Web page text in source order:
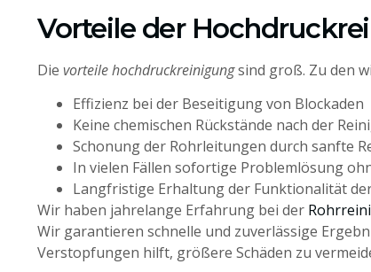
Vorteile der
Die vorteile hochdruckreinigungsind groß. Zu den
Effizienz bei der Beseitigung von Blockaden
Keine chemischen Rückstände nach der
Schonung der Rohrleitungen durch sanfte
In vielen Fällen sofortige Problemlösung
Langfristige Erhaltung der Funktionalität
Wir haben jahrelange Erfahrung bei der
Wir garantieren schnelle und zuverlässige
Verstopfungen hilft, größere Schäden zu